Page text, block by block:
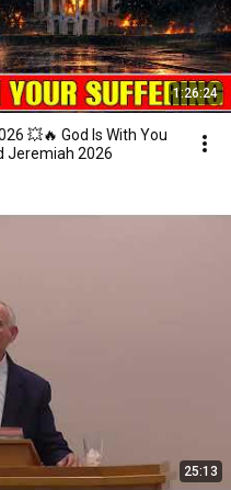
1:26:24
💥🔥 God Is With You
Jeremiah 2026
25:13